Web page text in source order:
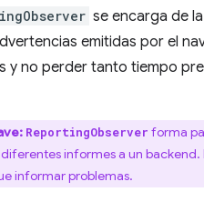
se encarga de
emitidas por el
y no perder tanto tiempo
ReportingObserver forma
informes a un
informar problemas.